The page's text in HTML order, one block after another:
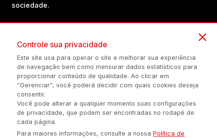
sociedade.
(54) 98434-8385
Política de privacidade Configuração de Cookies Quem Somos
Controle sua privacidade
Este site usa para operar o site e melhorar sua experiência
de navegação bem como mensurar dados estatísticos para
proporcionar conteúdo de qualidade. Ao clicar em
“Gerenciar”, você poderá decidir com quais cookies deseja
consentir.
Você pode alterar a qualquer momento suas configurações
de privacidade, que podem ser encontradas no rodapé de
cada página.
Para maiores informações, consulte a nossaPolítica de